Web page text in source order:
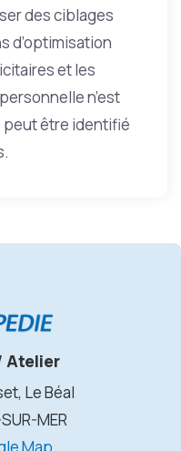
des ciblages
d’optimisation
et les
n’est
peut être identifié
Atelier
Le Béal
MER
Map